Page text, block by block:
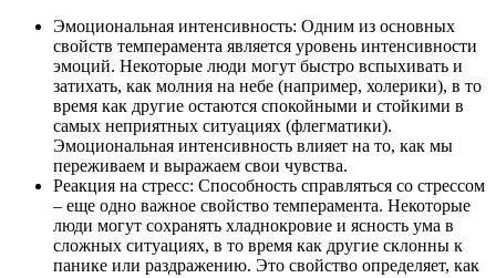
Эмоциональная интенсивность: Одним из основных
свойств темперамента является уровень интенсивности
эмоций. Некоторые люди могут быстро вспыхивать и
затихать, как молния на небе (например, холерики), в то
время как другие остаются спокойными и стойкими в
самых неприятных ситуациях (флегматики).
Эмоциональная интенсивность влияет на то, как мы
переживаем и выражаем свои чувства.
Реакция на стресс: Способность справляться со стрессом
– еще одно важное свойство темперамента. Некоторые
люди могут сохранять хладнокровие и ясность ума в
сложных ситуациях, в то время как другие склонны к
панике или раздражению. Это свойство определяет, как